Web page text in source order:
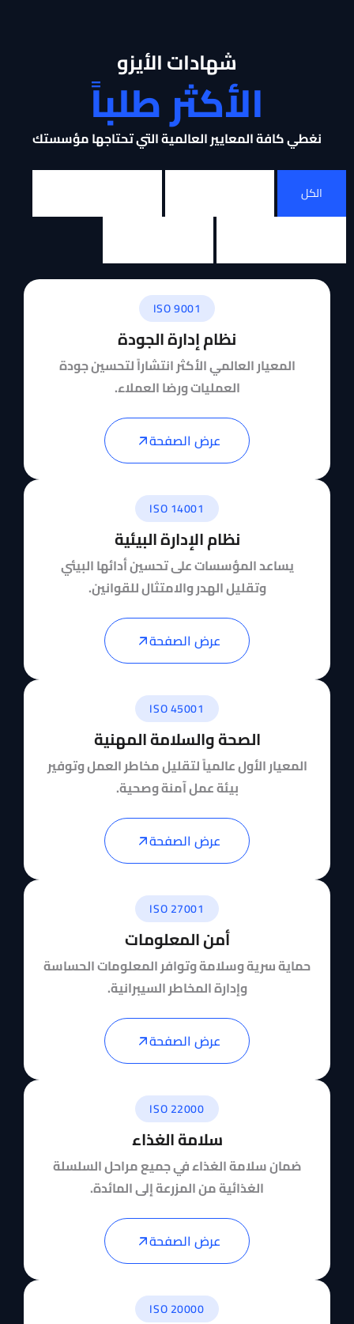
شهادات الأيزو
الأكثر طلباً
نغطي كافة المعايير العالمية التي تحتاجها مؤسستك
الكل
ISO 9001
نظام إدارة الجودة
المعيار العالمي الأكثر انتشاراً لتحسين جودة
العمليات ورضا العملاء.
عرض الصفحة
ISO 14001
نظام الإدارة البيئية
يساعد المؤسسات على تحسين أدائها البيئي
وتقليل الهدر والامتثال للقوانين.
عرض الصفحة
ISO 45001
الصحة والسلامة المهنية
المعيار الأول عالمياً لتقليل مخاطر العمل وتوفير
بيئة عمل آمنة وصحية.
عرض الصفحة
ISO 27001
أمن المعلومات
حماية سرية وسلامة وتوافر المعلومات الحساسة
وإدارة المخاطر السيبرانية.
عرض الصفحة
ISO 22000
سلامة الغذاء
ضمان سلامة الغذاء في جميع مراحل السلسلة
الغذائية من المزرعة إلى المائدة.
عرض الصفحة
ISO 20000